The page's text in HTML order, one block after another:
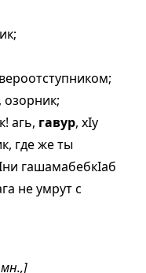
озорник;
агь, гавур, хIу
где же ты
гашамабебкIаб
не умрут с